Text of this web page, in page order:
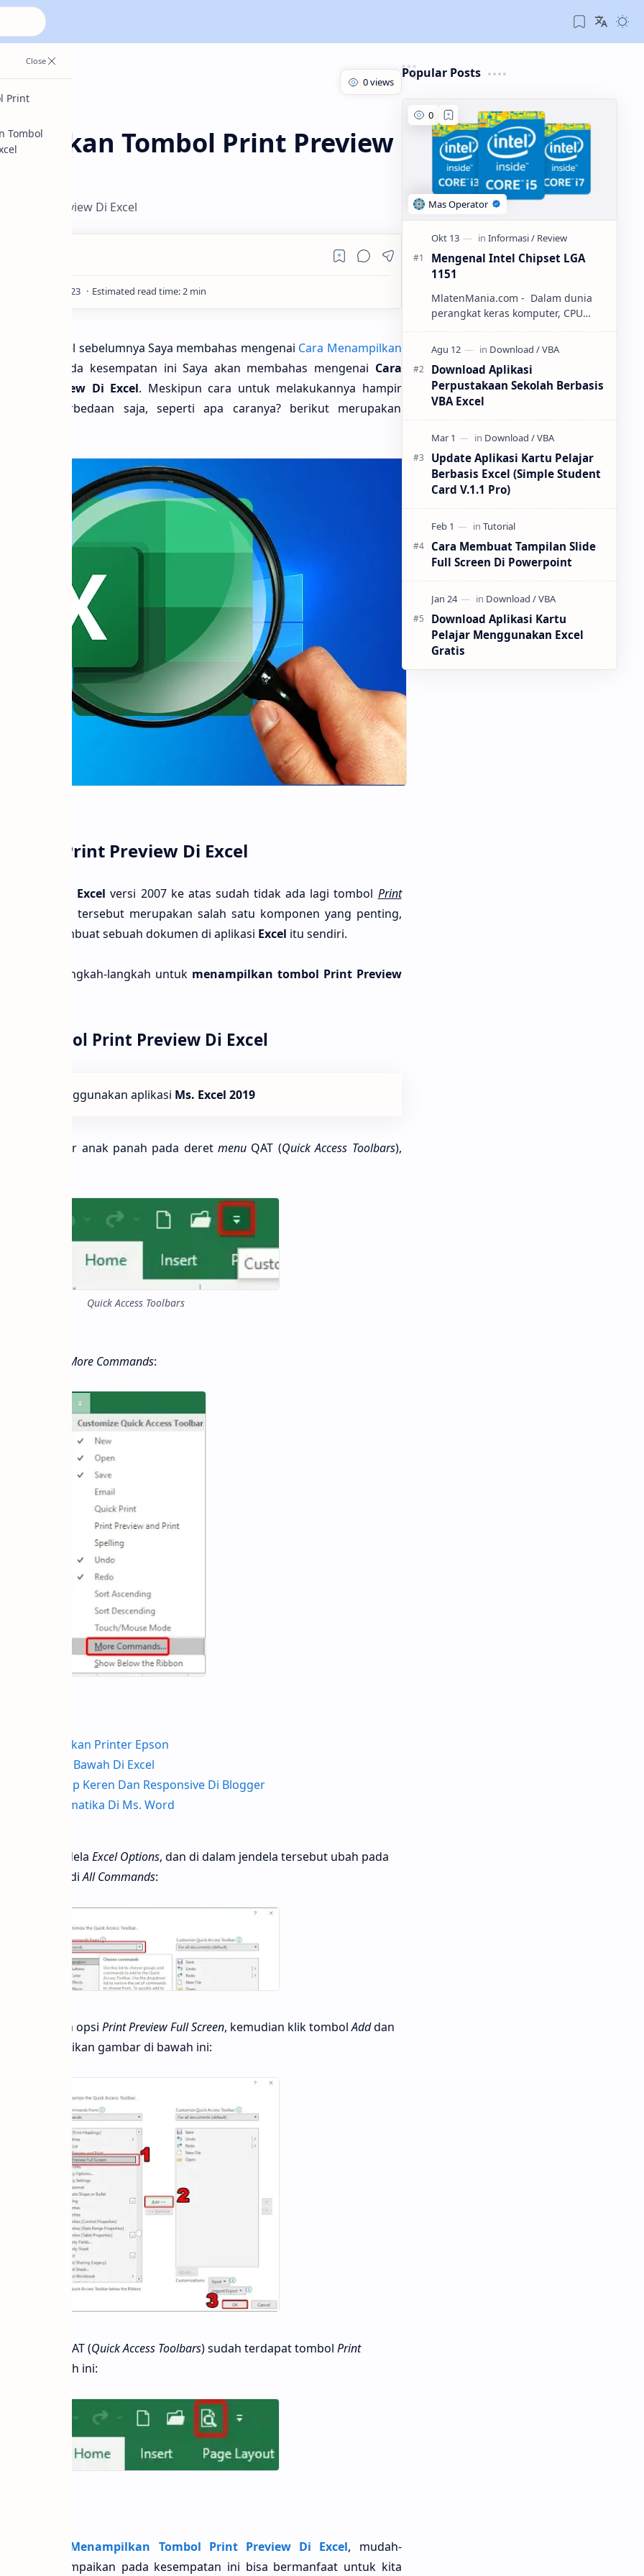
Tombol Print Preview
Print Preview Di Excel
pada artikel sebelumnya Saya membahas mengenai Cara Menampilkan
, pada kesempatan ini Saya akan membahas mengenai Cara
Print Preview Di Excel. Meskipun cara untuk melakukannya hampir
sedikit perbedaan saja, seperti apa caranya? berikut merupakan
Print Preview Di Excel
Excelversi 2007 ke atas sudah tidak ada lagi tombol Print
tombol tersebut merupakan salah satu komponen yang penting,
sedang membuat sebuah dokumen di aplikasi Excel itu sendiri.
ataupun langkah-langkah untuk menampilkan tombol Print Preview
Tombol Print Preview Di Excel
ini Saya menggunakan aplikasi Ms. Excel 2019
bergambar anak panah pada deretmenu QAT (Quick Access Toolbars),
Quick Access Toolbars
More Commands:
Menggunakan Printer Epson
Atas Dan Bawah Di Excel
Sitemap Keren Dan Responsive Di Blogger
Simbol Matematika Di Ms. Word
terbuka jendela Excel Options, dan di dalam jendela tersebut ubah pada
menjadiAll Commands:
klik pilihan opsi Print Preview Full Screen, kemudian klik tombolAdddan
OK, perhatikan gambar di bawah ini:
QAT (Quick Access Toolbars) sudah terdapat tombol Print
di bawah ini:
Cara Menampilkan Tombol Print Preview Di Excel, mudah-
Saya sampaikan pada kesempatan ini bisa bermanfaat untuk kita
Print
Tombol
Popular Posts
Mengenal Intel Chipset LGA
1151
MlatenMania.com - Dalam dunia
perangkat keras komputer, CPU
dari semua inti. CPU dengan soket
Download Aplikasi
Perpustakaan Sekolah Berbasis
VBA Excel
Update Aplikasi Kartu Pelajar
Berbasis Excel (Simple Student
Card V.1.1 Pro)
Cara Membuat Tampilan Slide
Full Screen Di Powerpoint
Download Aplikasi Kartu
Pelajar Menggunakan Excel
Gratis